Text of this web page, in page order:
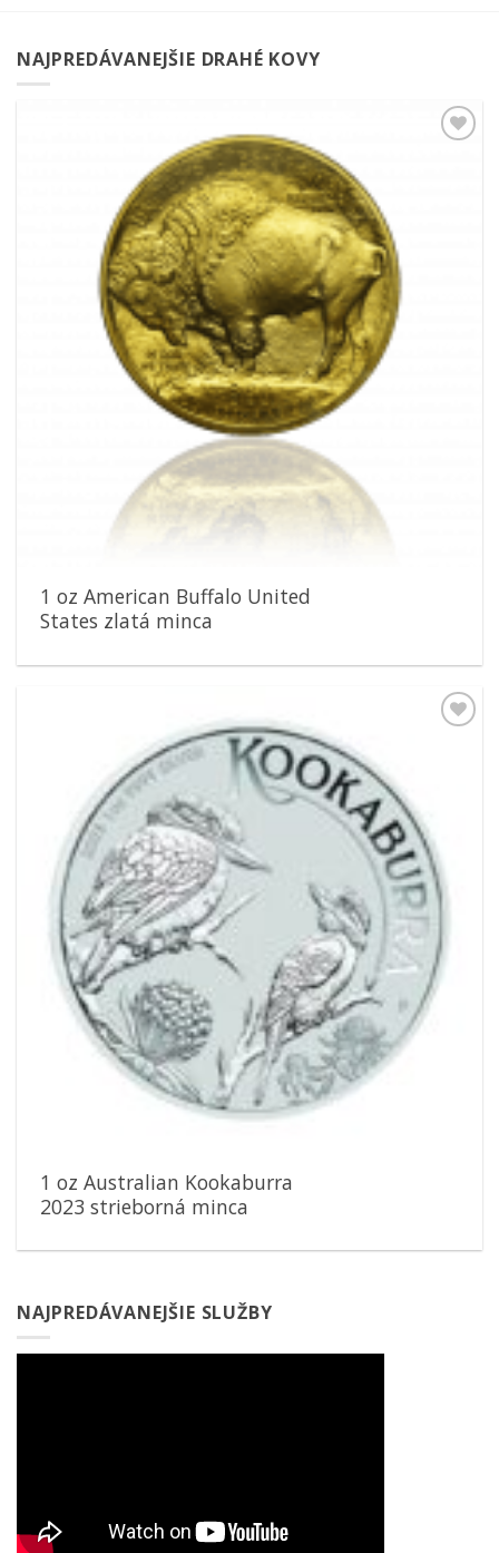
NAJPREDÁVANEJŠIE DRAHÉ KOVY
1 oz American Buffalo United
States zlatá minca
1 oz Australian Kookaburra
2023 strieborná minca
NAJPREDÁVANEJŠIE SLUŽBY